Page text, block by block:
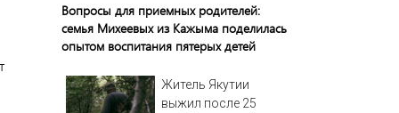
Вопросы для приемных родителей:
семья Михеевых из Кажыма поделилась
опытом воспитания пятерых детей
Житель Якутии
выжил после 25